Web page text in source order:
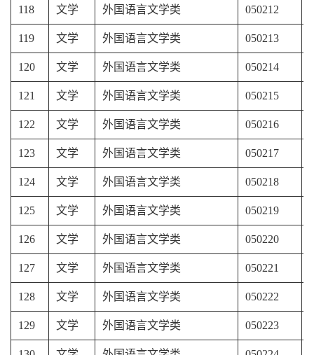
118 文学 外国语言文学类 050212
119 文学 外国语言文学类 050213
120 文学 外国语言文学类 050214
121 文学 外国语言文学类 050215
122 文学 外国语言文学类 050216
123 文学 外国语言文学类 050217
124 文学 外国语言文学类 050218
125 文学 外国语言文学类 050219
126 文学 外国语言文学类 050220
127 文学 外国语言文学类 050221
128 文学 外国语言文学类 050222
129 文学 外国语言文学类 050223